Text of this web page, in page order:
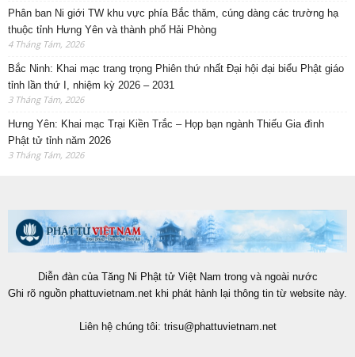
Phân ban Ni giới TW khu vực phía Bắc thăm, cúng dàng các trường hạ
thuộc tỉnh Hưng Yên và thành phố Hải Phòng
4 Tháng Tám, 2026
Bắc Ninh: Khai mạc trang trọng Phiên thứ nhất Đại hội đại biểu Phật giáo
tỉnh lần thứ I, nhiệm kỳ 2026 – 2031
3 Tháng Tám, 2026
Hưng Yên: Khai mạc Trại Kiền Trắc – Họp bạn ngành Thiếu Gia đình
Phật tử tỉnh năm 2026
3 Tháng Tám, 2026
Diễn đàn của Tăng Ni Phật tử Việt Nam trong và ngoài nước
Ghi rõ nguồn phattuvietnam.net khi phát hành lại thông tin từ website này.
Liên hệ chúng tôi: trisu@phattuvietnam.net